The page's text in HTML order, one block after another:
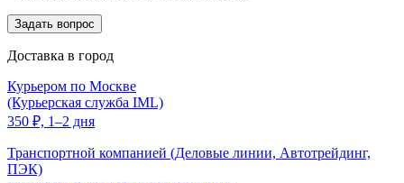
Доставка в город
Курьером по Москве
(Курьерская служба IML)
350 ₽, 1–2 дня
Транспортной компанией (Деловые линии, Автотрейдинг,
ПЭК)